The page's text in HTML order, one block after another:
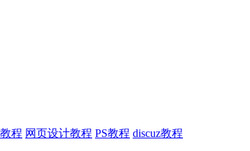
程 网页设计教程 PS教程 discuz教程